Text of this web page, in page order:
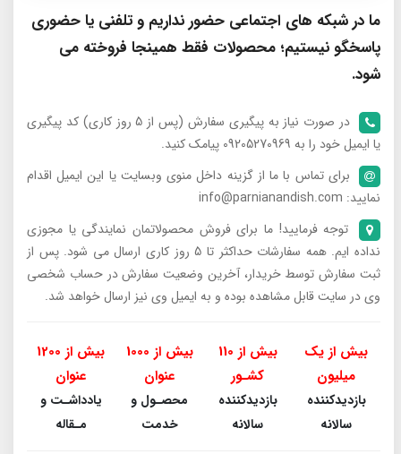
ما در شبکه های اجتماعی حضور نداریم و تلفنی یا حضوری
پاسخگو نیستیم؛ محصولات فقط همینجا فروخته می
شود.
در صورت نیاز به پیگیری سفارش (پس از 5 روز کاری) کد پیگیری
یا ایمیل خود را به 09205270969 پیامک کنید.
برای تماس با ما از گزینه داخل منوی وبسایت یا این ایمیل اقدام
نمایید: info@parnianandish.com
توجه فرمایید! ما برای فروش محصولاتمان نمایندگی یا مجوزی
نداده ایم. همه سفارشات حداکثر تا 5 روز کاری ارسال می شود. پس از
ثبت سفارش توسط خریدار، آخرین وضعیت سفارش در حساب شخصی
وی در سایت قابل مشاهده بوده و به ایمیل وی نیز ارسال خواهد شد.
بیش از یک
میلیون
بازدیدکننده
سالانه
بیش از 110
کشـور
بازدیدکننده
سالانه
بیش از 1000
عنوان
محصـول و
خدمت
بیش از 1200
عنوان
یادداشـت و
مـقاله